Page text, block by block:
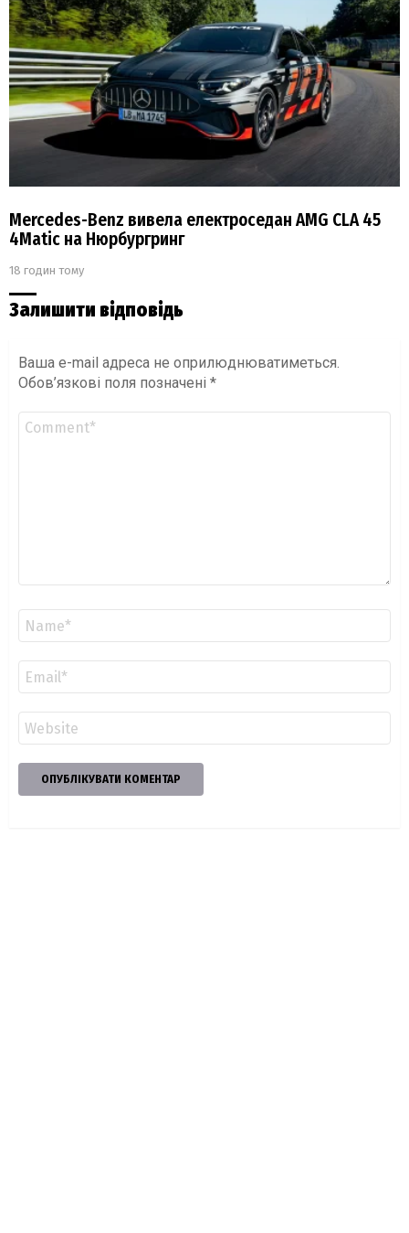
Mercedes-Benz вивела електроседан AMG CLA 45
4Matic на Нюрбургринг
18 годин тому
Залишити відповідь
Ваша e-mail адреса не оприлюднюватиметься.
Обов’язкові поля позначені *
Коментар